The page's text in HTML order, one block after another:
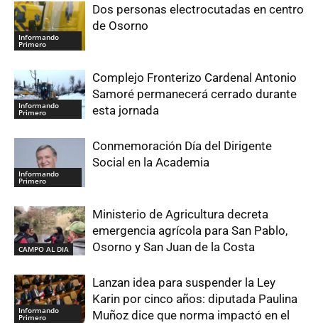
Informando
Primero
Dos personas electrocutadas en centro
de Osorno
Informando
Primero
Complejo Fronterizo Cardenal Antonio
Samoré permanecerá cerrado durante
esta jornada
Informando
Primero
Conmemoración Día del Dirigente
Social en la Academia
CAMPO AL DIA
Ministerio de Agricultura decreta
emergencia agrícola para San Pablo,
Osorno y San Juan de la Costa
Informando
Primero
Lanzan idea para suspender la Ley
Karin por cinco años: diputada Paulina
Muñoz dice que norma impactó en el